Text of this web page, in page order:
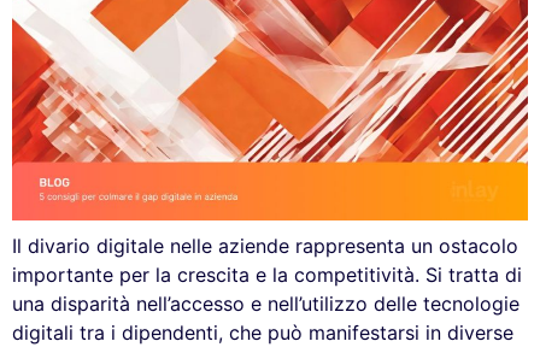
Il divario digitale nelle aziende rappresenta un ostacolo
importante per la crescita e la competitività. Si tratta di
una disparità nell’accesso e nell’utilizzo delle tecnologie
digitali tra i dipendenti, che può manifestarsi in diverse